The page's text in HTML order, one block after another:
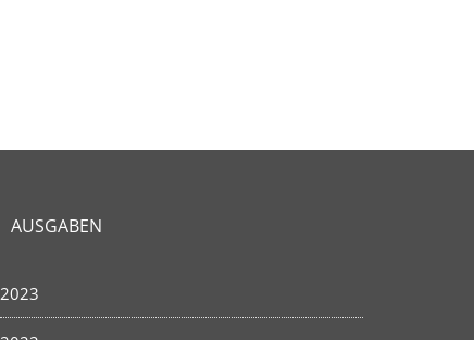
AUSGABEN
2023